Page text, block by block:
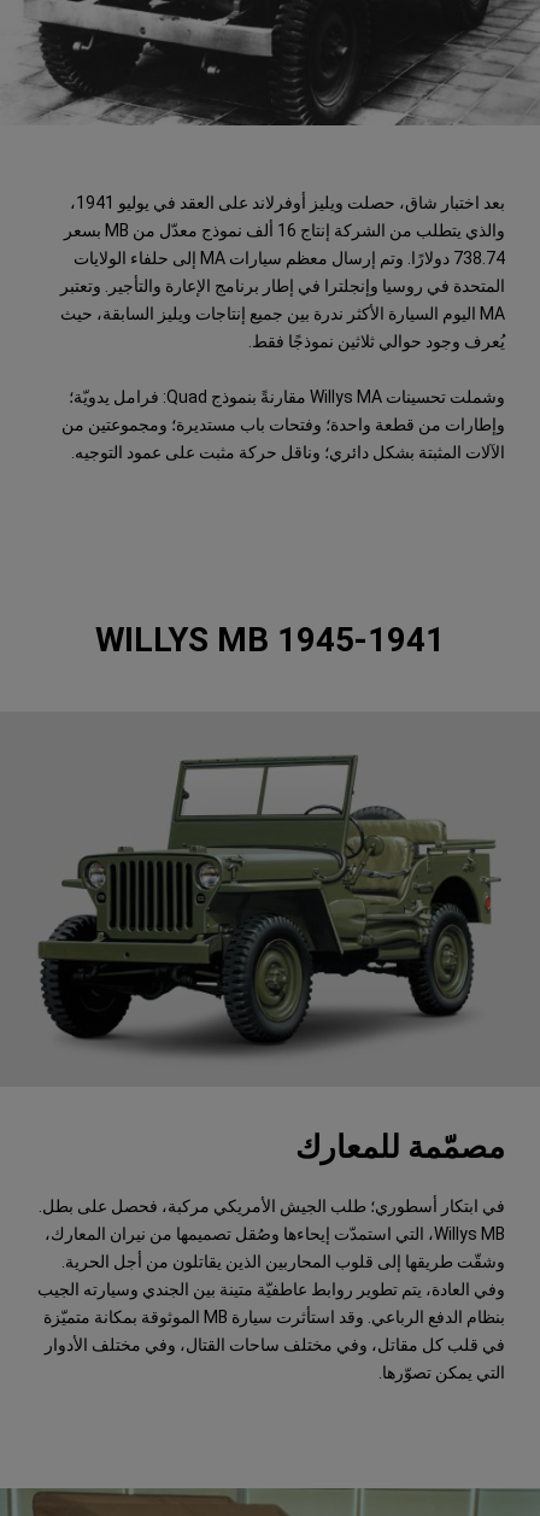
بعد اختبار شاق، حصلت ويليز أوفرلاند على العقد في يوليو 1941،
والذي يتطلب من الشركة إنتاج 16 ألف نموذج معدّل من MB بسعر
738.74 دولارًا. وتم إرسال معظم سيارات MA إلى حلفاء الولايات
المتحدة في روسيا وإنجلترا في إطار برنامج الإعارة والتأجير. وتعتبر
MA اليوم السيارة الأكثر ندرة بين جميع إنتاجات ويليز السابقة، حيث
يُعرف وجود حوالي ثلاثين نموذجًا فقط.
وشملت تحسينات Willys MA مقارنةً بنموذج Quad: فرامل يدويّة؛
وإطارات من قطعة واحدة؛ وفتحات باب مستديرة؛ ومجموعتين من
الآلات المثبتة بشكل دائري؛ وناقل حركة مثبت على عمود التوجيه.
1945-1941 WILLYS MB
مصمّمة للمعارك
في ابتكار أسطوري؛ طلب الجيش الأمريكي مركبة، فحصل على بطل.
Willys MB، التي استمدّت إيحاءها وصُقل تصميمها من نيران المعارك،
وشقّت طريقها إلى قلوب المحاربين الذين يقاتلون من أجل الحرية.
وفي العادة، يتم تطوير روابط عاطفيّة متينة بين الجندي وسيارته الجيب
بنظام الدفع الرباعي. وقد استأثرت سيارة MB الموثوقة بمكانة متميّزة
في قلب كل مقاتل، وفي مختلف ساحات القتال، وفي مختلف الأدوار
التي يمكن تصوّرها.